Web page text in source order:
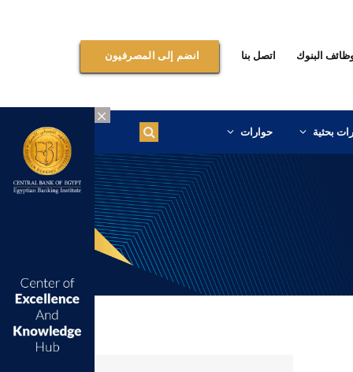
×
البنوك اتصل بنا انضم إلى المصرفيون
بحثية حوارات